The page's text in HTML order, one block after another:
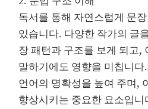
독서를 통해 자연스럽게 문
있습니다. 다양한 작가의 글
장 패턴과 구조를 보게 되고,
말하기에도 영향을 미칩니
언어의 명확성을 높여 주며,
향상시키는 중요한 요소입니